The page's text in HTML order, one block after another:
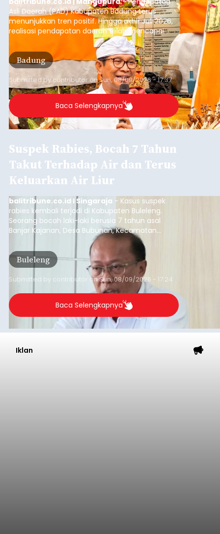
Klungkung
Submitted bycontributoronSun, 08/09/2026 - 17:38
Baca Selengkapnya